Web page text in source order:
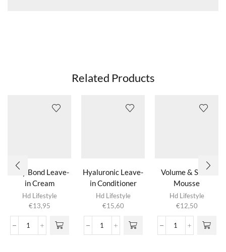
Related Products
Silky Bond Leave-
in Cream
Hd Lifestyle
€13,95
Silky
Hyaluronic Leave-
in Conditioner
Hd Lifestyle
€15,60
Hyaluronic
Volume & Shine
Mousse
Hd Lifestyle
€12,50
Volume